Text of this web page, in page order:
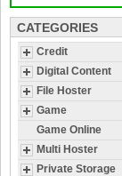
CATEGORIES
Credit
Digital Content
File Hoster
Game
Game Online
Multi Hoster
Private Storage